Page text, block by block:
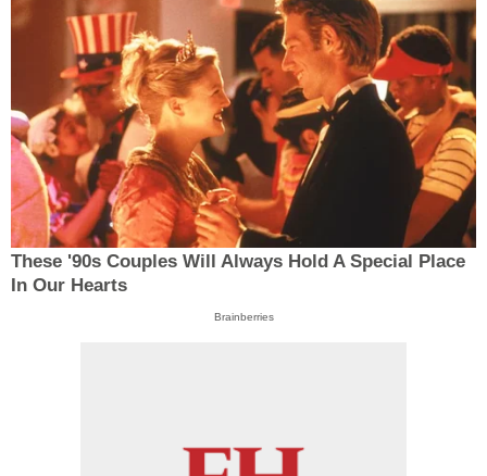
These '90s Couples Will Always Hold A Special Place
In Our Hearts
Brainberries